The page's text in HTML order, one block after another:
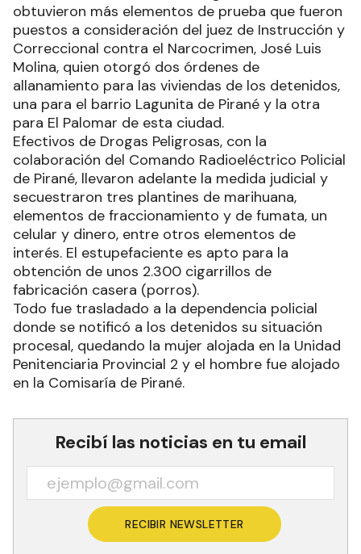
obtuvieron más elementos de prueba que fueron
puestos a consideración del juez de Instrucción y
Correccional contra el Narcocrimen, José Luis
Molina, quien otorgó dos órdenes de
allanamiento para las viviendas de los detenidos,
una para el barrio Lagunita de Pirané y la otra
para El Palomar de esta ciudad.
Efectivos de Drogas Peligrosas, con la
colaboración del Comando Radioeléctrico Policial
de Pirané, llevaron adelante la medida judicial y
secuestraron tres plantines de marihuana,
elementos de fraccionamiento y de fumata, un
celular y dinero, entre otros elementos de
interés. El estupefaciente es apto para la
obtención de unos 2.300 cigarrillos de
fabricación casera (porros).
Todo fue trasladado a la dependencia policial
donde se notificó a los detenidos su situación
procesal, quedando la mujer alojada en la Unidad
Penitenciaria Provincial 2 y el hombre fue alojado
en la Comisaría de Pirané.
Recibí las noticias en tu email
RECIBIR NEWSLETTER